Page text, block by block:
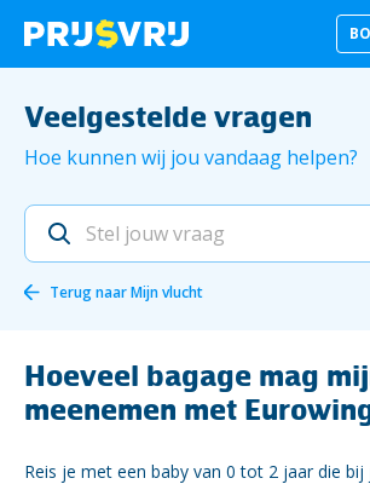
Veelgestelde vragen
Hoe kunnen wij jou vandaag helpen?
Terug naarMijn vlucht
Hoeveel bagage mag
meenemen met
Reis je met een baby van 0 tot 2 jaar die